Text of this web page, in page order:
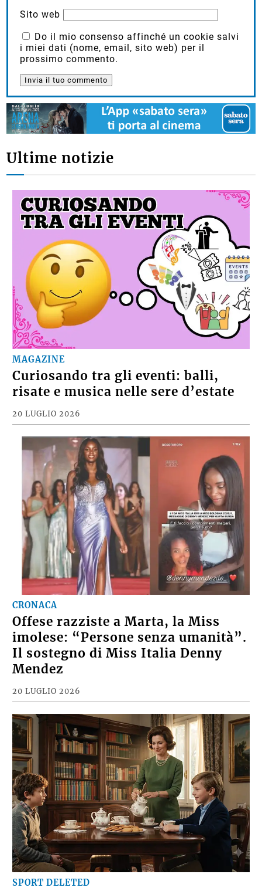
Sito web
Do il mio consenso affinché un cookie salvi
i miei dati (nome, email, sito web) per il
prossimo commento.
Ultime notizie
MAGAZINE
Curiosando tra gli eventi: balli,
risate e musica nelle sere d’estate
20 LUGLIO 2026
CRONACA
Offese razziste a Marta, la Miss
imolese: “Persone senza umanità”.
Il sostegno di Miss Italia Denny
Mendez
20 LUGLIO 2026
SPORT DELETED